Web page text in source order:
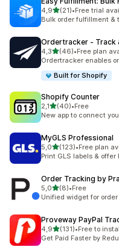
4,9av 5 stjerner
(21)
Totalt 21 omtaler
•Free trial
Bulk order fulfillment
Ordertracker ‑ Track
4,3av 5 stjerner
(46)
Totalt 46 omtaler
•Free plan
Ordertracker enables
Built for Shopify
Shopify Counter
2,1av 5 stjerner
(40)
Totalt 40 omtaler
•Free
New app to connect
MyGLS Professional
5,0av 5 stjerner
(123)
Totalt 123 omtaler
•Free plan
Print GLS labels &
Order Tracking by
5,0av 5 stjerner
(8)
Totalt 8 omtaler
•Free
Unified widget for
Proveway PayPal
4,9av 5 stjerner
(131)
Totalt 131 omtaler
•Free to
Get Paid Faster by